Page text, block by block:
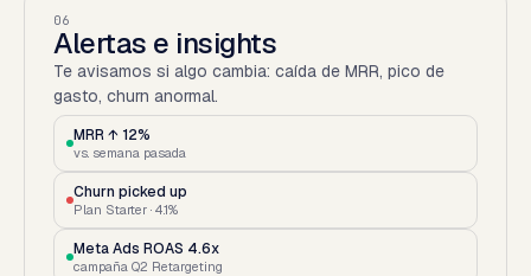
06
Alertas e insights
Te avisamos si algo cambia: caída de MRR, pico de
gasto, churn anormal.
MRR ↑ 12%
vs. semana pasada
Churn picked up
Plan Starter · 4.1%
Meta Ads ROAS 4.6x
campaña Q2 Retargeting